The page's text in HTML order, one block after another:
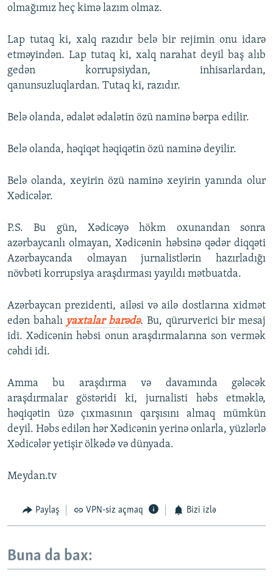
olmağımız heç kimə lazım olmaz.
Lap tutaq ki, xalq razıdır belə bir rejimin onu idarə
etməyindən. Lap tutaq ki, xalq narahat deyil baş alıb
gedən korrupsiydan, inhisarlardan,
qanunsuzluqlardan. Tutaq ki, razıdır.
Belə olanda, ədalət ədalətin özü naminə bərpa edilir.
Belə olanda, həqiqət həqiqətin özü naminə deyilir.
Belə olanda, xeyirin özü naminə xeyirin yanında olur
Xədicələr.
P.S. Bu gün, Xədicəyə hökm oxunandan sonra
azərbaycanlı olmayan, Xədicənin həbsinə qədər diqqəti
Azərbaycanda olmayan jurnalistlərin hazırladığı
növbəti korrupsiya araşdırması yayıldı mətbuatda.
Azərbaycan prezidenti, ailəsi və ailə dostlarına xidmət
edən bahalı yaxtalar barədə. Bu, qürurverici bir mesaj
idi. Xədicənin həbsi onun araşdırmalarına son vermək
cəhdi idi.
Amma bu araşdırma və davamında gələcək
araşdırmalar göstəridi ki, jurnalisti həbs etməklə,
həqiqətin üzə çıxmasının qarşısını almaq mümkün
deyil. Həbs edilən hər Xədicənin yerinə onlarla, yüzlərlə
Xədicələr yetişir ölkədə və dünyada.
Meydan.tv
Paylaş VPN-siz açmaq Bizi izlə
Buna da bax: